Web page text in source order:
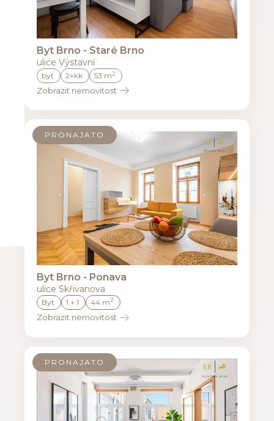
Byt Brno - Staré Brno
ulice Výstavní
byt 2+kk 53 m2
Zobrazit nemovitost
PRONAJATO
Byt Brno - Ponava
ulice Skřivanova
Byt 1 + 1 44 m2
Zobrazit nemovitost
PRONAJATO